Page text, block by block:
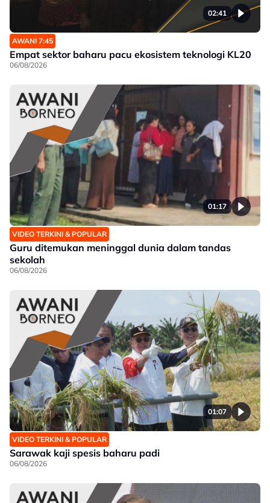
02:41
AWANI 7:45
Empat sektor baharu pacu ekosistem teknologi KL20
06/08/2026
01:17
VIDEO TERKINI & POPULAR
Guru ditemukan meninggal dunia dalam tandas
sekolah
06/08/2026
01:07
VIDEO TERKINI & POPULAR
Sarawak kaji spesis baharu padi
06/08/2026